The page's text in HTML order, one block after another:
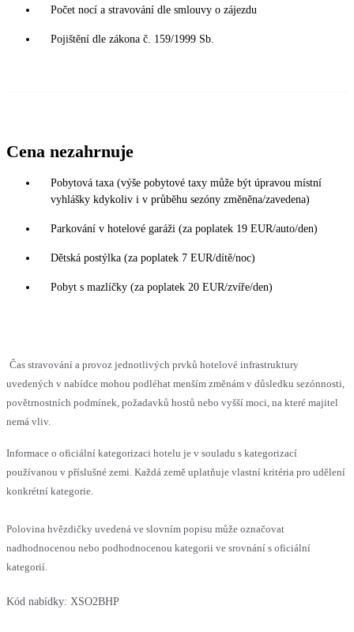
Počet nocí a stravování dle smlouvy o zájezdu
Pojištění dle zákona č. 159/1999 Sb.
Cena nezahrnuje
Pobytová taxa (výše pobytové taxy může být úpravou místní
vyhlášky kdykoliv i v průběhu sezóny změněna/zavedena)
Parkování v hotelové garáži (za poplatek 19 EUR/auto/den)
Dětská postýlka (za poplatek 7 EUR/dítě/noc)
Pobyt s mazlíčky (za poplatek 20 EUR/zvíře/den)
Čas stravování a provoz jednotlivých prvků hotelové infrastruktury
uvedených v nabídce mohou podléhat menším změnám v důsledku sezónnosti,
povětrnostních podmínek, požadavků hostů nebo vyšší moci, na které majitel
nemá vliv.
Informace o oficiální kategorizaci hotelu je v souladu s kategorizací
používanou v příslušné zemi. Každá země uplatňuje vlastní kritéria pro udělení
konkrétní kategorie.
Polovina hvězdičky uvedená ve slovním popisu může označovat
nadhodnocenou nebo podhodnocenou kategorii ve srovnání s oficiální
kategorií.
Kód nabídky: XSO2BHP